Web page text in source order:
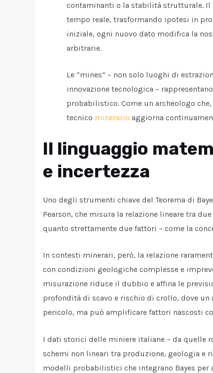
contaminanti o la stabilità strutturale. Il
tempo reale, trasformando ipotesi in
iniziale, ogni nuovo dato modifica la
arbitrarie.
Le “mines” – non solo luoghi di
innovazione tecnologica –
probabilistico. Come un archeologo
tecnico minerario aggiorna
Il linguaggio
e incertezza
Uno degli strumenti chiave del Teorema di
Pearson, che misura la relazione lineare tra
quanto strettamente due fattori – come la
In contesti minerari, però, la relazione
con condizioni geologiche complesse e
misurazione riduce il dubbio e affina le
profondità di scavo e rischio di crollo, dove
pericolo, ma può amplificare fattori nascosti
I dati storici delle miniere italiane – da quelle
schemi non lineari tra produzione, geologia e
modelli probabilistici che integrano Bayes per